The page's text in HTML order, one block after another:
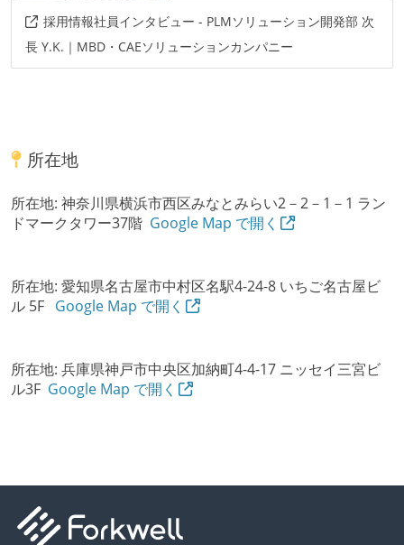
採用情報社員インタビュー - PLMソリューション開発部 次
長 Y.K.｜MBD・CAEソリューションカンパニー
所在地
所在地: 神奈川県横浜市西区みなとみらい2－2－1－1 ラン
ドマークタワー37階 Google Map で開く
所在地: 愛知県名古屋市中村区名駅4-24-8 いちご名古屋ビ
ル 5F Google Map で開く
所在地: 兵庫県神戸市中央区加納町4-4-17 ニッセイ三宮ビ
ル3F Google Map で開く